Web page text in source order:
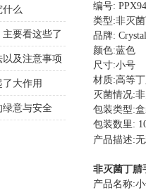
编号:
类型:非灭
品牌:
颜色:蓝色
尺寸:小号
材质:高等
灭菌情况:
包装类型:
包装数里 :
产品描述:
非灭菌丁腈
产品名称:
么
要看这些了
及注意事项
大作用
绿意与安全